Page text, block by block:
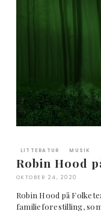
LITTERATUR MUSIK
Robin Hood
OKTOBER 24, 2020
Robin Hood på
familieforestilling,